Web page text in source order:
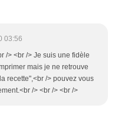
03:56
/> <br /> Je suis une fidèle
mais je ne retrouve
recette",<br /> pouvez vous
/> <br /> <br />